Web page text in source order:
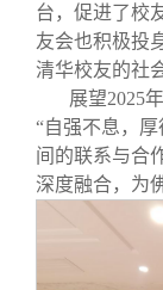
台，促进了校
友会也积极投
清华校友的社
展望2025
“自强不息，
间的联系与合
深度融合，为